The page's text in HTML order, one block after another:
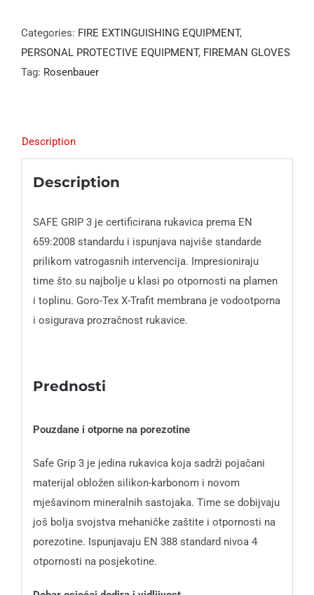
Categories: FIRE EXTINGUISHING EQUIPMENT,
PERSONAL PROTECTIVE EQUIPMENT, FIREMAN GLOVES
Tag: Rosenbauer
Description
Description
SAFE GRIP 3 je certificirana rukavica prema EN
659:2008 standardu i ispunjava najviše standarde
prilikom vatrogasnih intervencija. Impresioniraju
time što su najbolje u klasi po otpornosti na plamen
i toplinu. Goro-Tex X-Trafit membrana je vodootporna
i osigurava prozračnost rukavice.
Prednosti
Pouzdane i otporne na porezotine
Safe Grip 3 je jedina rukavica koja sadrži pojačani
materijal obložen silikon-karbonom i novom
mješavinom mineralnih sastojaka. Time se dobijvaju
još bolja svojstva mehaničke zaštite i otpornosti na
porezotine. Ispunjavaju EN 388 standard nivoa 4
otpornosti na posjekotine.